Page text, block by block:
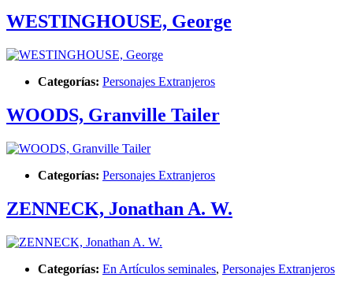
WESTINGHOUSE, George
Categorías: Personajes Extranjeros
WOODS, Granville Tailer
Categorías: Personajes Extranjeros
ZENNECK, Jonathan A. W.
Categorías: En Artículos seminales, Personajes Extranjeros